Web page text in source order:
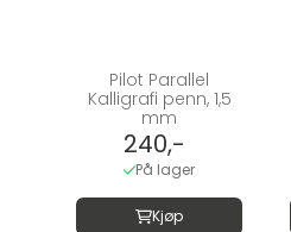
Pilot Parallel
Kalligrafi penn, 1,5
mm
240,-
På lager
Kjøp